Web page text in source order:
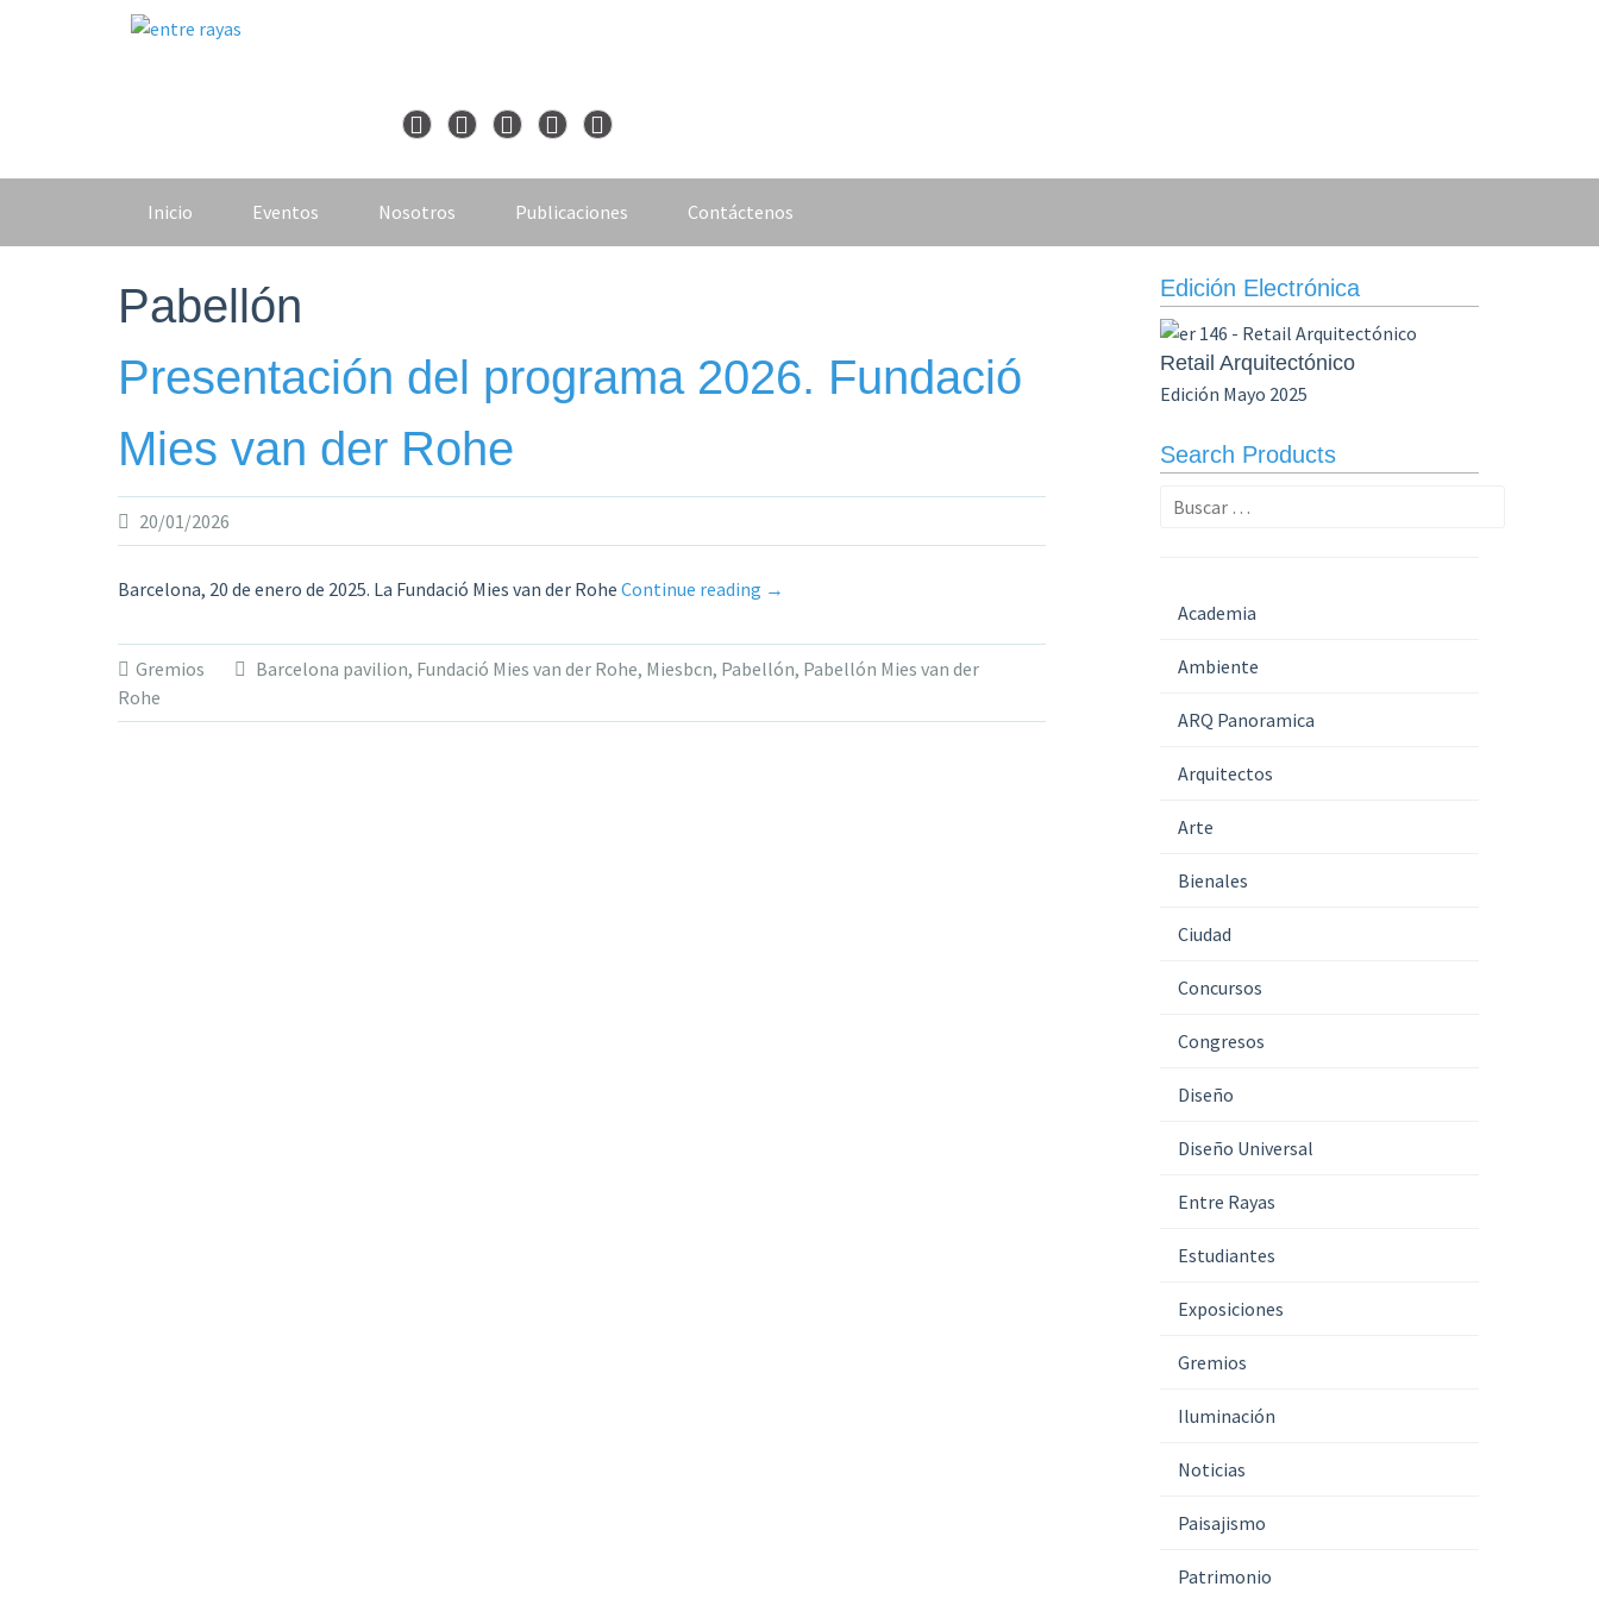
Inicio Eventos Nosotros Publicaciones Contáctenos
Pabellón
Presentación del programa 2026. Fundació
Mies van der Rohe
20/01/2026
Barcelona, 20 de enero de 2025. La Fundació Mies van der Rohe Continue reading «Presentación
programa
2026.
→
Gremios Barcelona pavilion, Fundació Mies van der Rohe, Miesbcn, Pabellón, Pabellón Mies van der
Rohe
Edición Electrónica
Retail Arquitectónico
Edición Mayo 2025
Search Products
Buscar:
Academia
Ambiente
ARQ Panoramica
Arquitectos
Arte
Bienales
Ciudad
Concursos
Congresos
Diseño
Diseño Universal
Entre Rayas
Estudiantes
Exposiciones
Gremios
Iluminación
Noticias
Paisajismo
Patrimonio